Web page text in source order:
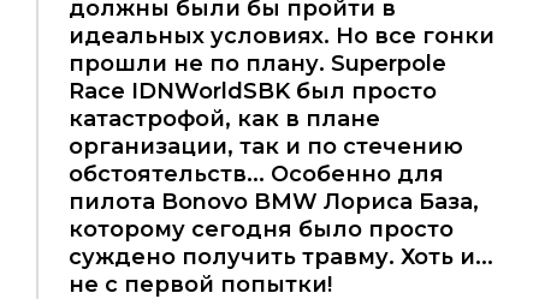
должны были бы пройти в
идеальных условиях. Но все гонки
прошли не по плану. Superpole
Race IDNWorldSBK был просто
катастрофой, как в плане
организации, так и по стечению
обстоятельств... Особенно для
пилота Bonovo BMW Лориса База,
которому сегодня было просто
суждено получить травму. Хоть и...
не с первой попытки!